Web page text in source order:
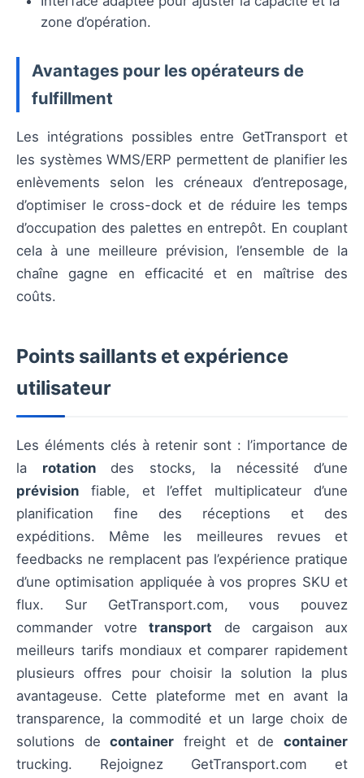
zone d’opération.
Avantages pour les opérateurs de
fulfillment
Les intégrations possibles entre GetTransport et
les systèmes WMS/ERP permettent de planifier les
enlèvements selon les créneaux d’entreposage,
d’optimiser le cross-dock et de réduire les temps
d’occupation des palettes en entrepôt. En couplant
cela à une meilleure prévision, l’ensemble de la
chaîne gagne en efficacité et en maîtrise des
coûts.
Points saillants et expérience
utilisateur
Les éléments clés à retenir sont : l’importance de
la rotationdes stocks, la nécessité d’une
prévision fiable, et l’effet multiplicateur d’une
planification fine des réceptions et des
expéditions. Même les meilleures revues et
feedbacks ne remplacent pas l’expérience pratique
d’une optimisation appliquée à vos propres SKU et
flux. Sur GetTransport.com, vous pouvez
commander votretransport de cargaison aux
meilleurs tarifs mondiaux et comparer rapidement
plusieurs offres pour choisir la solution la plus
avantageuse. Cette plateforme met en avant la
transparence, la commodité et un large choix de
solutions decontainer freight et decontainer
trucking. Rejoignez GetTransport.com et